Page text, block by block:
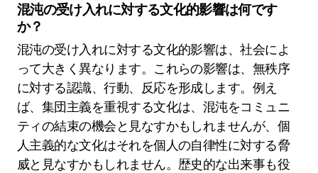
混沌の受け入れに対する文化的影響は何です
か？
混沌の受け入れに対する文化的影響は、社会によ
って大きく異なります。これらの影響は、無秩序
に対する認識、行動、反応を形成します。例え
ば、集団主義を重視する文化は、混沌をコミュニ
ティの結束の機会と見なすかもしれませんが、個
人主義的な文化はそれを個人の自律性に対する脅
威と見なすかもしれません。歴史的な出来事も役